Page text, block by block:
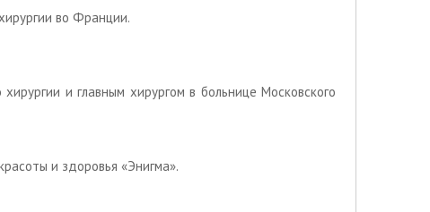
во Франции.
и главным хирургом в больнице Московского
и здоровья «Энигма».